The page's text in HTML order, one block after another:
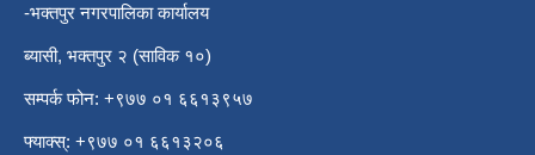
-भक्तपुर नगरपालिका कार्यालय
ब्यासी, भक्तपुर २ (साविक १०)
सम्पर्क फोन: +९७७ ०१ ६६१३९५७
फ्याक्स्: +९७७ ०१ ६६१३२०६